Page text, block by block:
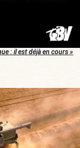
: il est déjà en cours »